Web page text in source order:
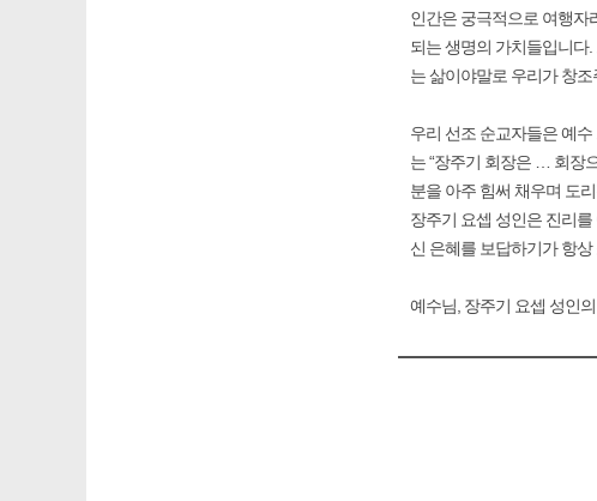
인간은 궁극적으로 여행자
되는 생명의 가치들입니다
는 삶이야말로 우리가 창
우리 선조 순교자들은 예
는 “장주기 회장은 … 회장
분을 아주 힘써 채우며 도
장주기 요셉 성인은 진리
신 은혜를 보답하기가 항상
예수님, 장주기 요셉 성인